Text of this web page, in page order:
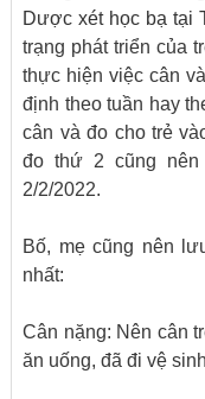
Dược xét học bạ tại
trạng phát triển của
thực hiện việc cân
định theo tuần hay
cân và đo cho trẻ
đo thứ 2 cũng nên
2/2/2022.
Bố, mẹ cũng nên
nhất:
Cân nặng: Nên cân
ăn uống, đã đi vệ